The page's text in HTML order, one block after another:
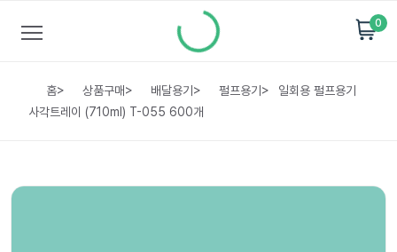
0
홈> 상품구매> 배달용기 > 펄프용기 >
일회용 펄프용기
사각트레이 (710ml) T-055 600개